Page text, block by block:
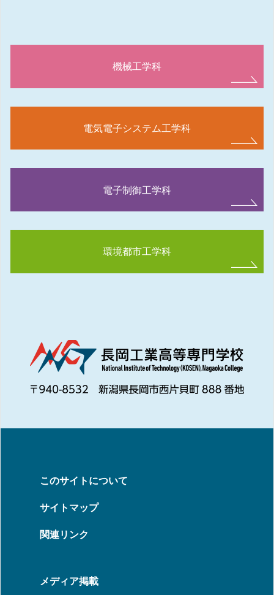
機械工学科
電気電子システム工学科
電子制御工学科
環境都市工学科
このサイトについて
サイトマップ
関連リンク
メディア掲載